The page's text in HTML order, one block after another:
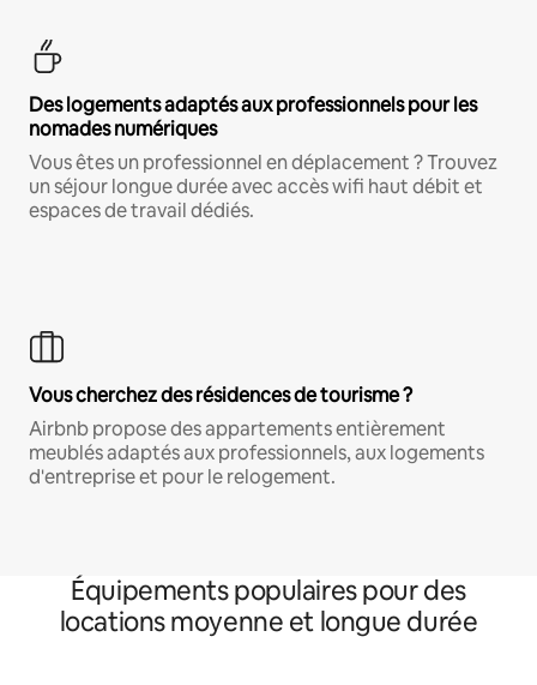
Des logements adaptés aux professionnels pour les
nomades numériques
Vous êtes un professionnel en déplacement ? Trouvez
un séjour longue durée avec accès wifi haut débit et
espaces de travail dédiés.
Vous cherchez des résidences de tourisme ?
Airbnb propose des appartements entièrement
meublés adaptés aux professionnels, aux logements
d'entreprise et pour le relogement.
Équipements populaires pour des
locations moyenne et longue durée